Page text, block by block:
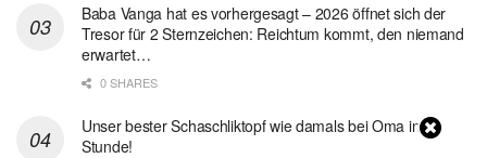
Baba Vanga hat es vorhergesagt – 2026 öffnet sich der
Tresor für 2 Sternzeichen: Reichtum kommt, den niemand
erwartet…
0 SHARES
Unser bester Schaschliktopf wie damals bei Oma in 1
Stunde!